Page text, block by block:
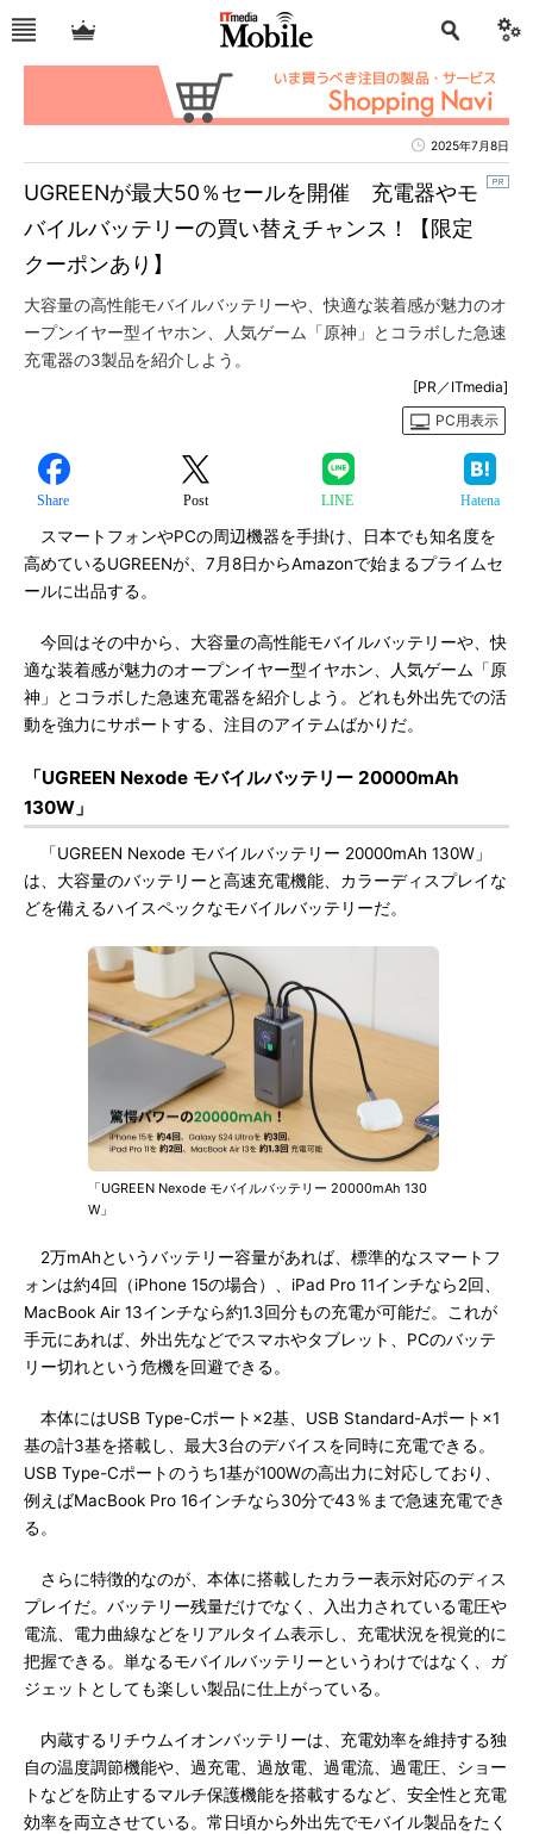
2025年7月8日
UGREENが最大50％セールを開催 充電器やモ
バイルバッテリーの買い替えチャンス！【限定
クーポンあり】
大容量の高性能モバイルバッテリーや、快適な装着感が魅力のオ
ープンイヤー型イヤホン、人気ゲーム「原神」とコラボした急速
充電器の3製品を紹介しよう。
[PR／ITmedia]
PC用表示
Share Post LINE Hatena
スマートフォンやPCの周辺機器を手掛け、日本でも知名度を
高めているUGREENが、7月8日からAmazonで始まるプライムセ
ールに出品する。
今回はその中から、大容量の高性能モバイルバッテリーや、快
適な装着感が魅力のオープンイヤー型イヤホン、人気ゲーム「原
神」とコラボした急速充電器を紹介しよう。どれも外出先での活
動を強力にサポートする、注目のアイテムばかりだ。
「UGREEN Nexode モバイルバッテリー 20000mAh
130W」
「UGREEN Nexode モバイルバッテリー 20000mAh 130W」
は、大容量のバッテリーと高速充電機能、カラーディスプレイな
どを備えるハイスペックなモバイルバッテリーだ。
「UGREEN Nexode モバイルバッテリー 20000mAh 130
W」
2万mAhというバッテリー容量があれば、標準的なスマートフ
ォンは約4回（iPhone 15の場合）、iPad Pro 11インチなら2回、
MacBook Air 13インチなら約1.3回分もの充電が可能だ。これが
手元にあれば、外出先などでスマホやタブレット、PCのバッテ
リー切れという危機を回避できる。
本体にはUSB Type-Cポート×2基、USB Standard-Aポート×1
基の計3基を搭載し、最大3台のデバイスを同時に充電できる。
USB Type-Cポートのうち1基が100Wの高出力に対応しており、
例えばMacBook Pro 16インチなら30分で43％まで急速充電でき
る。
さらに特徴的なのが、本体に搭載したカラー表示対応のディス
プレイだ。バッテリー残量だけでなく、入出力されている電圧や
電流、電力曲線などをリアルタイム表示し、充電状況を視覚的に
把握できる。単なるモバイルバッテリーというわけではなく、ガ
ジェットとしても楽しい製品に仕上がっている。
内蔵するリチウムイオンバッテリーは、充電効率を維持する独
自の温度調節機能や、過充電、過放電、過電流、過電圧、ショー
トなどを防止するマルチ保護機能を搭載するなど、安全性と充電
効率を両立させている。常日頃から外出先でモバイル製品をたく